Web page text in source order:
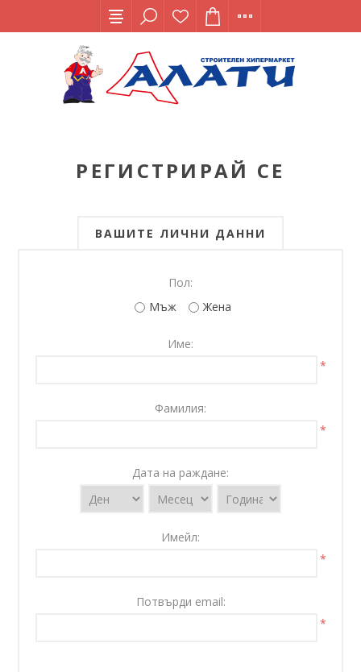
РЕГИСТРИРАЙ СЕ
ВАШИТЕ ЛИЧНИ ДАННИ
Пол:
Мъж
Жена
Име:
*
Фамилия:
*
Дата на раждане:
Имейл:
*
Потвърди email:
*